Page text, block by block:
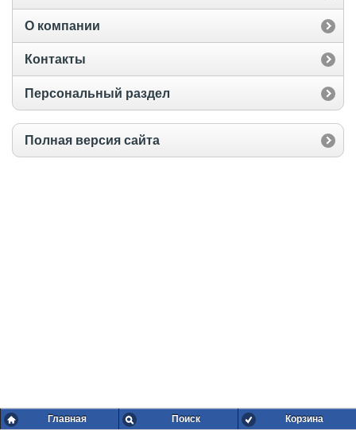
О компании
Контакты
Персональный раздел
Полная версия сайта
Главная Поиск Корзина